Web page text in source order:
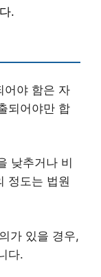
.
어야 함은 자
되어야만 합
낮추거나 비
정도는 법원
가 있을 경우,
다.